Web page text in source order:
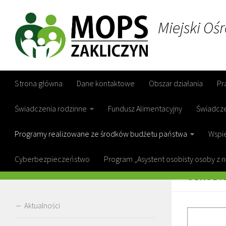
Miejski
Strona główna Dane kontaktowe Obszar działania
Świadczenia rodzinne Fundusz Alimentacyjny
Programy realizowane ze środków budżetu państwa
Cyberbezpieczeństwo Program „Asystent osobisty osoby z
Aktualności